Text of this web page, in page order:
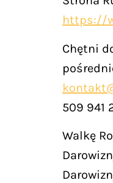
https://
Chętni
509 941
Walkę